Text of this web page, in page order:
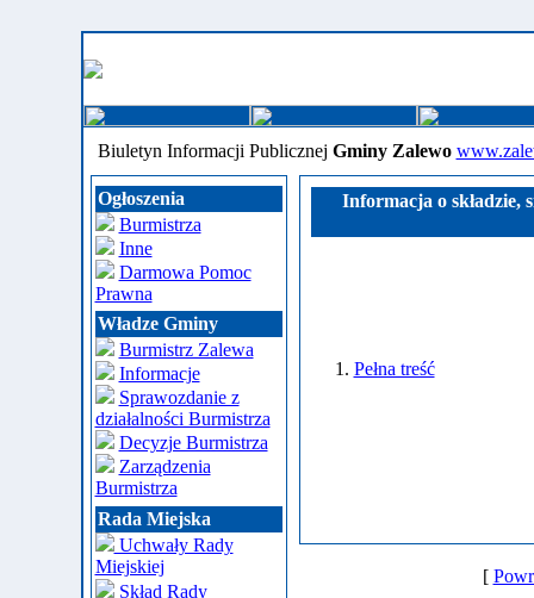
Biuletyn Informacji Publicznej Gminy Zalewo
Ogłoszenia
Burmistrza
Inne
Darmowa Pomoc
Prawna
Władze Gminy
Burmistrz Zalewa
Informacje
Sprawozdanie z
działalności Burmistrza
Decyzje Burmistrza
Zarządzenia
Burmistrza
Rada Miejska
Uchwały Rady
Miejskiej
Skład Rady
Informacja o składzie,
1. Pełna treść
[